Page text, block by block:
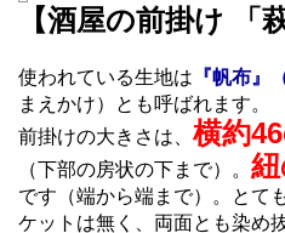
【酒屋の前掛け 「
使われている生地は 『帆布』
まえかけ）とも呼ばれます。
前掛けの大きさは、 横約
（下部の房状の下まで）。
です（端から端まで）。とて
ケットは無く、両面とも染め